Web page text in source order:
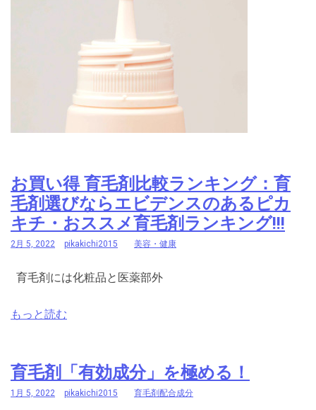
お買い得 育毛剤比較ランキング：育
毛剤選びならエビデンスのあるピカ
キチ・おススメ育毛剤ランキング!!!
2月 5, 2022 pikakichi2015 美容・健康
育毛剤には化粧品と医薬部外
もっと読む
育毛剤「有効成分」を極める！
1月 5, 2022 pikakichi2015 育毛剤配合成分